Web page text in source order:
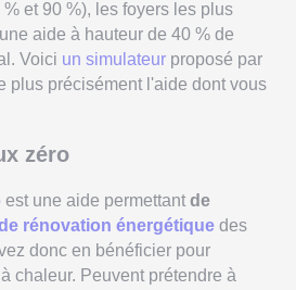
et 90 %), les foyers les plus
aide à hauteur de 40 % de
Voici un simulateur proposé par
plus précisément l'aide dont vous
zéro
est une aide permettant de
rénovation énergétique des
donc en bénéficier pour
chaleur. Peuvent prétendre à